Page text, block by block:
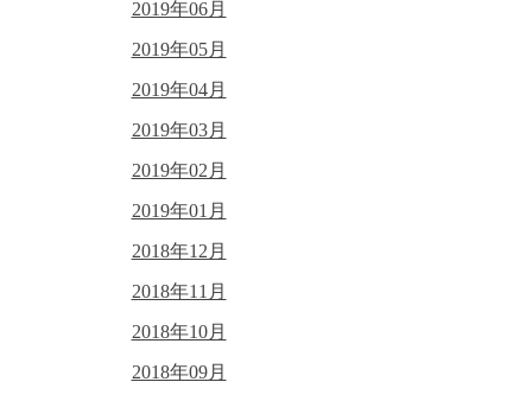
2019年06月
2019年05月
2019年04月
2019年03月
2019年02月
2019年01月
2018年12月
2018年11月
2018年10月
2018年09月